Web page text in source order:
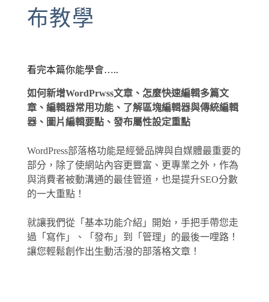
布教學
看完本篇你能學會…..
如何新增WordPrwss文章、怎麼快速編輯多篇文
章、編輯器常用功能、了解區塊編輯器與傳統編輯
器、圖片編輯要點、發布屬性設定重點
WordPress部落格功能是經營品牌與自媒體最重要的
部分，除了使網站內容更豐富、更專業之外，作為
與消費者被動溝通的最佳管道，也是提升SEO分數
的一大重點！
就讓我們從「基本功能介紹」開始，手把手帶您走
過「寫作」、「發布」到「管理」的最後一哩路！
讓您輕鬆創作出生動活潑的部落格文章！